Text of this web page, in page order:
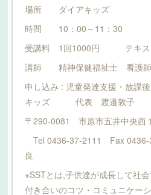
場所 ダイアキッズ
時間 10：00～11：30
受講料 1回1000円 テキス
講師 精神保健福祉士 看
申し込み : 児童発達支援・放課
キッズ 代表 渡邉敦子
〒290-0081 市原市五井中央西
Tel 0436-37-2111 Fax
良
※SSTとは,子供達が成長して社
付き合いのコツ・コミュニケー